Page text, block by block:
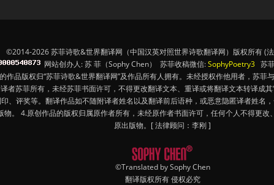
©2014-2026 苏菲诗歌&世界翻译网（中国汉英对照世界诗歌翻译网）版权所有 (
网站创办人: 苏 菲（Sophy Chen） 苏菲收稿微信:SophyPoetry3苏菲
作品版权归“苏菲诗歌&世界翻译网”及作品所有人拥有。未经授权作他用者，苏菲
者苏菲所有，未经苏菲书面许可，不得更改翻译文本、重译或将翻译文本转译成
、评奖等。翻译作品如不随附译者姓名以及翻译前后语种，或恶意隐匿译者姓
。 4.原创作品的版权归属原作者所有，未经原作者书面许可，任何个人不得更
原出版物。[ 法律顾问：李刚 ]
©Translated by Sophy Chen
翻译版权所有 侵权必究